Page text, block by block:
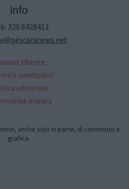
Info
320.8428413
Utente
e condizioni
editoriale
privacy
anche solo in parte, di contenuto e
grafica.